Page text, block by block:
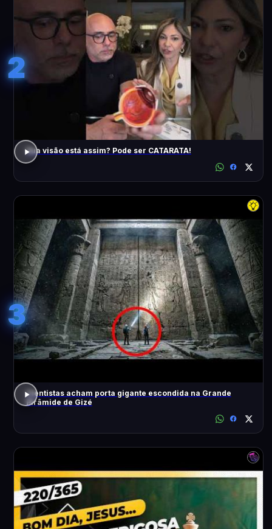
2
Sua visão está assim? Pode ser CATARATA!
3
Cientistas acham porta gigante escondida na Grande
Pirâmide de Gizé